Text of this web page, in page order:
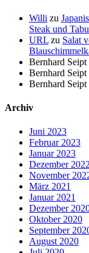
Willi zu
Steak und
URL zu Salat
Bernhard Seipt
Bernhard Seipt
Bernhard Seipt
Archiv
Juni 2023
Februar 2023
Januar 2023
Dezember 2022
November
März 2021
Januar 2021
Dezember
Oktober 2020
September
August 2020